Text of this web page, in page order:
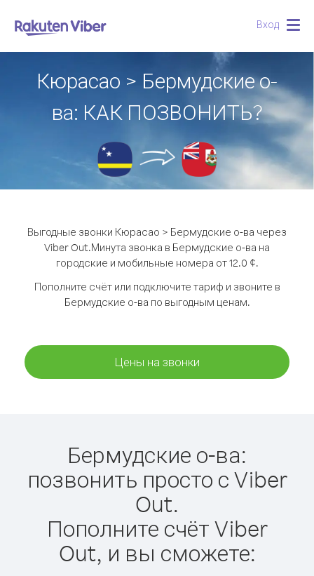
Вход
Кюрасао > Бермудские о-
ва: КАК ПОЗВОНИТЬ?
Выгодные звонки Кюрасао > Бермудские о-ва через
Viber Out.Минута звонка в Бермудские о-ва на
городские и мобильные номера от 12.0 ¢.
Пополните счёт или подключите тариф и звоните в
Бермудские о-ва по выгодным ценам.
Цены на звонки
Бермудские о-ва:
позвонить просто с Viber
Out.
Пополните счёт Viber
Out, и вы сможете: